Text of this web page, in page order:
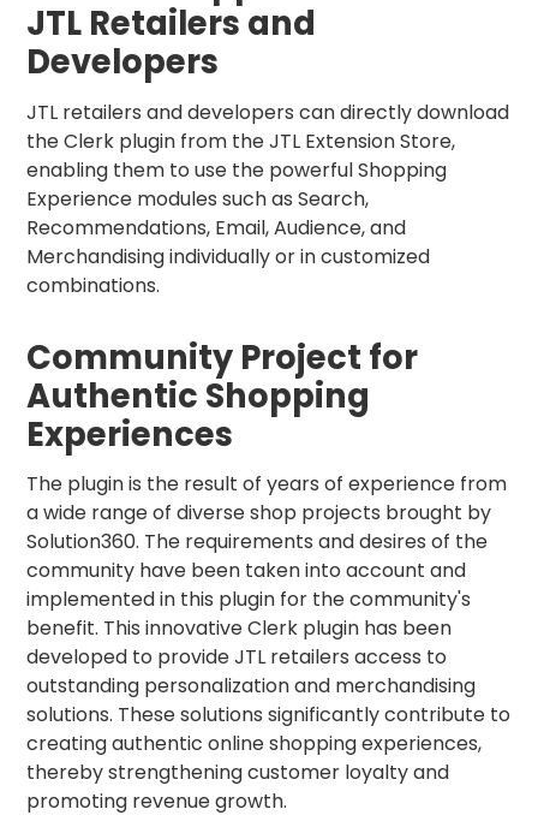
JTL Retailers and
Developers
JTL retailers and developers can directly download
the Clerk plugin from the JTL Extension Store,
enabling them to use the powerful Shopping
Experience modules such as Search,
Recommendations, Email, Audience, and
Merchandising individually or in customized
combinations.
Community Project for
Authentic Shopping
Experiences
The plugin is the result of years of experience from
a wide range of diverse shop projects brought by
Solution360. The requirements and desires of the
community have been taken into account and
implemented in this plugin for the community's
benefit. This innovative Clerk plugin has been
developed to provide JTL retailers access to
outstanding personalization and merchandising
solutions. These solutions significantly contribute to
creating authentic online shopping experiences,
thereby strengthening customer loyalty and
promoting revenue growth.